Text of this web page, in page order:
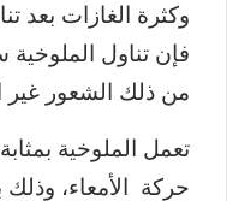
وكثرة الغازات بعد
فإن تناول الملوخية
من ذلك الشعور غير
تعمل الملوخية
حركة الأمعاء،